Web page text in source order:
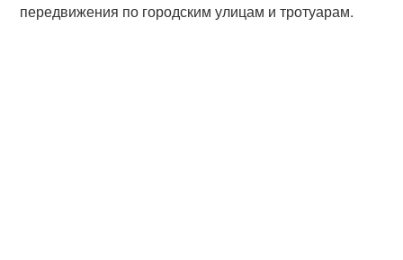
передвижения по городским улицам и тротуарам.